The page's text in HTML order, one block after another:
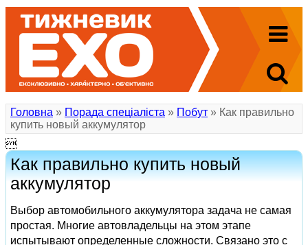
Головна » Порада спеціаліста » Побут » Как правильно
купить новый аккумулятор

Как правильно купить новый
аккумулятор
Выбор автомобильного аккумулятора задача не самая
простая. Многие автовладельцы на этом этапе
испытывают определенные сложности. Связано это с